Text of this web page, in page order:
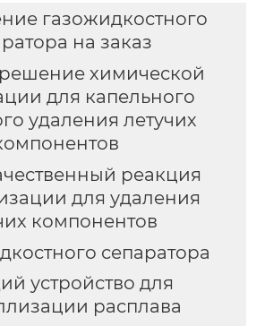
газожидкостного
на заказ
химической
для капельного
удаления летучих
реакция
для удаления
компонентов
сепаратора
устройство для
расплава